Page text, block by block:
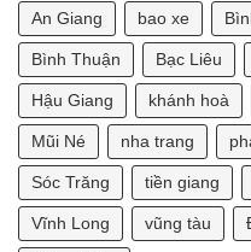
Ngày
Bao
Nhiêu?
Đi
Vũng
Tàu
Ngày
Bao
Nhiêu?
1990
Thì
Sinh
Con
Năm
Nào
Tốt?
Phong
Thủy
2025]
An Giang bao xe
Bình Thuận Bạc Liêu
Hậu Giang khánh hoà
Mũi Né nha trang
Sóc Trăng tiền giang
Vĩnh Long vũng tàu